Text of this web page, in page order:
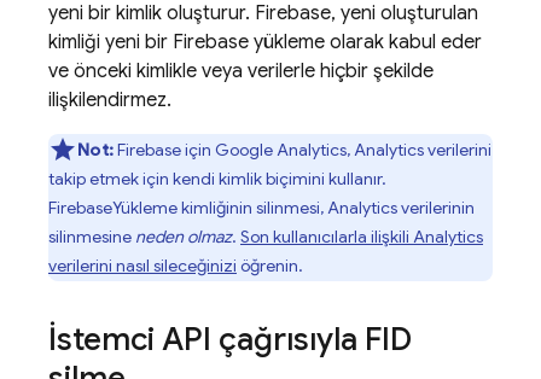
yeni bir kimlik oluşturur. Firebase, yeni oluşturulan
kimliği yeni bir Firebase yükleme olarak kabul eder
ve önceki kimlikle veya verilerle hiçbir şekilde
ilişkilendirmez.
Not:Firebase için Google Analytics, Analytics verilerini
takip etmek için kendi kimlik biçimini kullanır.
FirebaseYükleme kimliğinin silinmesi, Analytics verilerinin
silinmesine neden olmaz. Son kullanıcılarla ilişkili Analytics
verilerini nasıl sileceğinizi öğrenin.
İstemci API çağrısıyla FID